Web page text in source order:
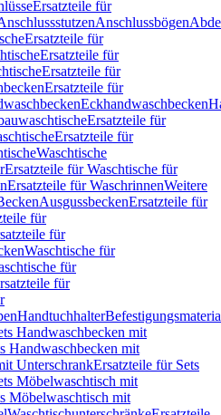
Ersatzteile für
Anschlussbögen
Ersatzteile für
Ersatzteile für
Ersatzteile für
Ersatzteile für
Eckhandwaschbecken
Ersatzteile für
Ersatzteile für
Waschtische
Ersatzteile für Waschtische für
Ersatzteile für WaschrinnenWeitere
AusgussbeckenErsatzteile für
für
für
Waschtische für
für
für
Handtuchhalter
Handwaschbecken mit
Handwaschbecken mit
UnterschrankErsatzteile für Sets
Möbelwaschtisch mit
Möbelwaschtisch mit